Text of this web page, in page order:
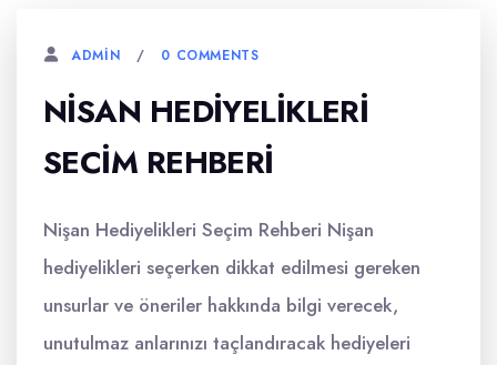
ADMIN 0 COMMENTS
NISAN HEDIYELIKLERI
SECIM REHBERI
Nişan Hediyelikleri Seçim Rehberi Nişan
hediyelikleri seçerken dikkat edilmesi gereken
unsurlar ve öneriler hakkında bilgi verecek,
unutulmaz anlarınızı taçlandıracak hediyeleri